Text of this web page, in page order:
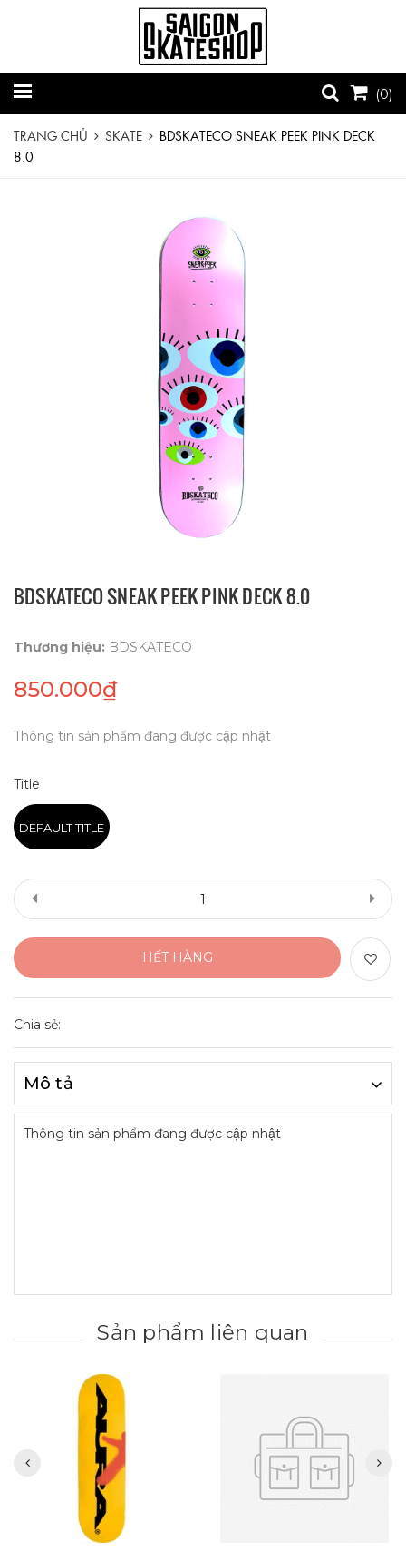
(0)
TRANG CHỦ SKATE
BDSKATECO SNEAK PEEK PINK DECK
8.0
BDSKATECO SNEAK PEEK PINK DECK 8.0
Thương hiệu: BDSKATECO
850.000₫
Thông tin sản phẩm đang được cập nhật
Title
DEFAULT TITLE
HẾT HÀNG
Chia sẻ:
Mô tả
Thông tin sản phẩm đang được cập nhật
Sản phẩm liên quan